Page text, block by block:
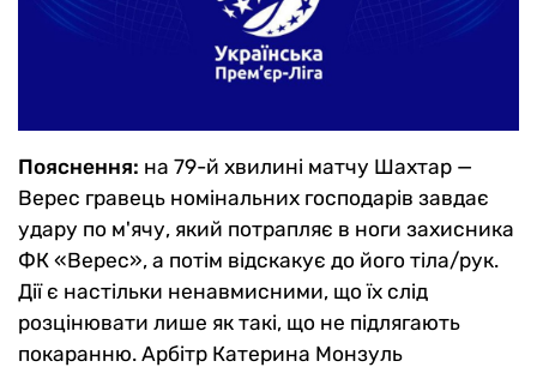
Пояснення: на 79-й хвилині матчу Шахтар —
Верес гравець номінальних господарів завдає
удару по м'ячу, який потрапляє в ноги захисника
ФК «Верес», а потім відскакує до його тіла/рук.
Дії є настільки ненавмисними, що їх слід
розцінювати лише як такі, що не підлягають
покаранню. Арбітр Катерина Монзуль